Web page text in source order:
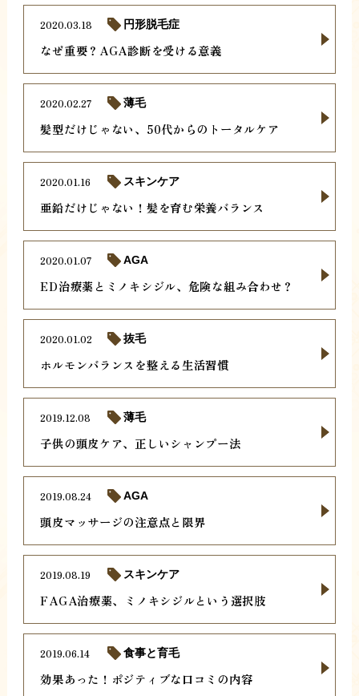
なぜ重要？AGA診断を受ける意義
2020.03.18 円形脱毛症
髪型だけじゃない、50代からのトータルケア
2020.02.27 薄毛
亜鉛だけじゃない！髪を育む栄養バランス
2020.01.16 スキンケア
ED治療薬とミノキシジル、危険な組み合わせ？
2020.01.07 AGA
ホルモンバランスを整える生活習慣
2020.01.02 抜毛
子供の頭皮ケア、正しいシャンプー法
2019.12.08 薄毛
頭皮マッサージの注意点と限界
2019.08.24 AGA
FAGA治療薬、ミノキシジルという選択肢
2019.08.19 スキンケア
効果あった！ポジティブな口コミの内容
2019.06.14 食事と育毛